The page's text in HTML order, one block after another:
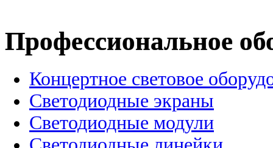
Профессиональное
Концертное световое
Cветодиодные экраны
Светодиодные модули